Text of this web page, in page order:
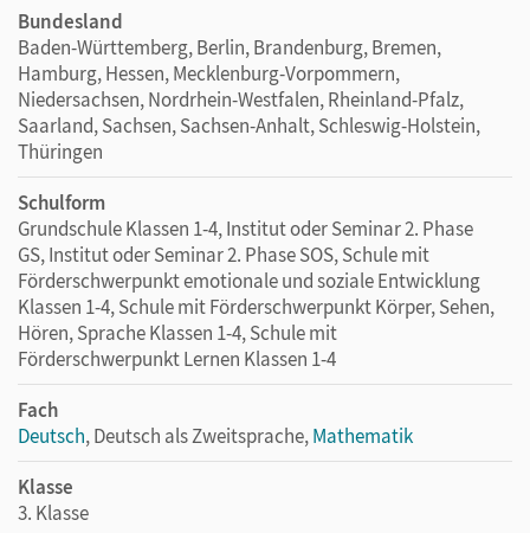
Bundesland
Baden-Württemberg, Berlin, Brandenburg, Bremen,
Hamburg, Hessen, Mecklenburg-Vorpommern,
Niedersachsen, Nordrhein-Westfalen, Rheinland-Pfalz,
Saarland, Sachsen, Sachsen-Anhalt, Schleswig-Holstein,
Thüringen
Schulform
Grundschule Klassen 1-4, Institut oder Seminar 2. Phase
GS, Institut oder Seminar 2. Phase SOS, Schule mit
Förderschwerpunkt emotionale und soziale Entwicklung
Klassen 1-4, Schule mit Förderschwerpunkt Körper, Sehen,
Hören, Sprache Klassen 1-4, Schule mit
Förderschwerpunkt Lernen Klassen 1-4
Fach
Deutsch, Deutsch als Zweitsprache,Mathematik
Klasse
3. Klasse